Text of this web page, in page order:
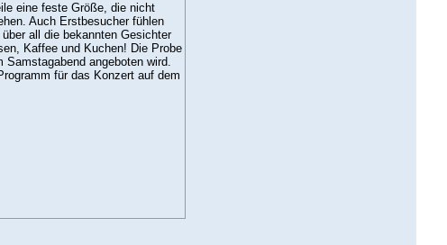
eine feste Größe, die nicht
Auch Erstbesucher fühlen
all die bekannten Gesichter
Kaffee und Kuchen! Die Probe
angeboten wird.
für das Konzert auf dem